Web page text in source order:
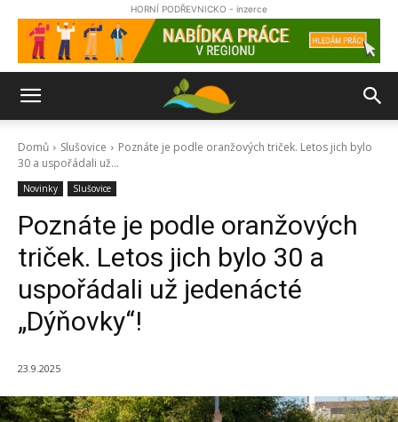
HORNÍ PODŘEVNICKO - inzerce
Domů Slušovice
Poznáte je podle oranžových triček. Letos jich bylo
30 a uspořádali už...
Novinky Slušovice
Poznáte je podle oranžových
triček. Letos jich bylo 30 a
uspořádali už jedenácté
„Dýňovky“!
23.9.2025